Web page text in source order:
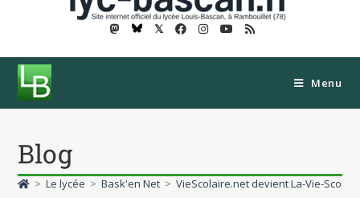
𝕏
Menu
Blog
> Le lycée > Bask'en Net > VieScolaire.net devient La-Vie-